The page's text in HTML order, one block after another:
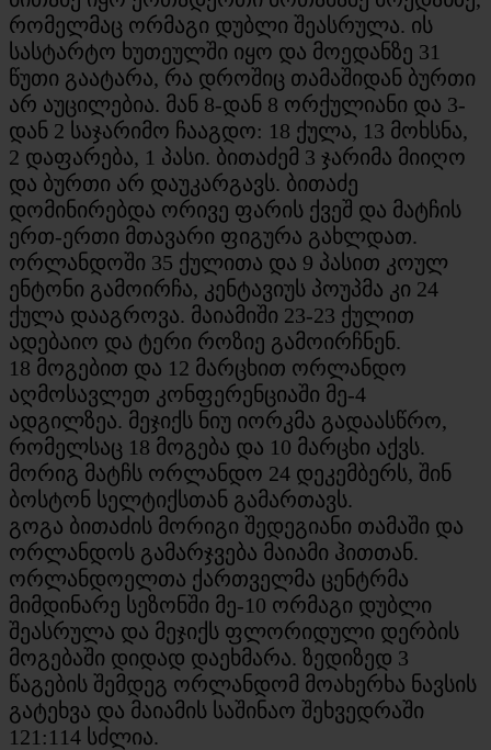
რომელმაც ორმაგი დუბლი შეასრულა. ის
სასტარტო ხუთეულში იყო და მოედანზე 31
წუთი გაატარა, რა დროშიც თამაშიდან ბურთი
არ აუცილებია. მან 8-დან 8 ორქულიანი და 3-
დან 2 საჯარიმო ჩააგდო: 18 ქულა, 13 მოხსნა,
2 დაფარება, 1 პასი. ბითაძემ 3 ჯარიმა მიიღო
და ბურთი არ დაუკარგავს. ბითაძე
დომინირებდა ორივე ფარის ქვეშ და მატჩის
ერთ-ერთი მთავარი ფიგურა გახლდათ.
ორლანდოში 35 ქულითა და 9 პასით კოულ
ენტონი გამოირჩა, კენტავიუს პოუპმა კი 24
ქულა დააგროვა. მაიამიში 23-23 ქულით
ადებაიო და ტერი როზიე გამოირჩნენ.
18 მოგებით და 12 მარცხით ორლანდო
აღმოსავლეთ კონფერენციაში მე-4
ადგილზეა. მეჯიქს ნიუ იორკმა გადაასწრო,
რომელსაც 18 მოგება და 10 მარცხი აქვს.
მორიგ მატჩს ორლანდო 24 დეკემბერს, შინ
ბოსტონ სელტიქსთან გამართავს.
გოგა ბითაძის მორიგი შედეგიანი თამაში და
ორლანდოს გამარჯვება მაიამი ჰითთან.
ორლანდოელთა ქართველმა ცენტრმა
მიმდინარე სეზონში მე-10 ორმაგი დუბლი
შეასრულა და მეჯიქს ფლორიდული დერბის
მოგებაში დიდად დაეხმარა. ზედიზედ 3
წაგების შემდეგ ორლანდომ მოახერხა ნავსის
გატეხვა და მაიამის საშინაო შეხვედრაში
121:114 სძლია.